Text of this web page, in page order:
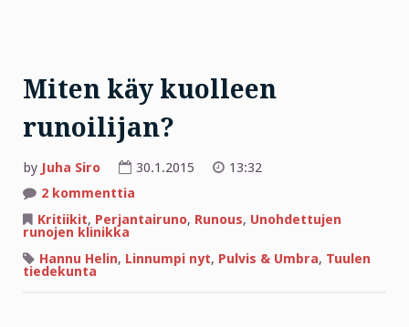
Miten käy kuolleen
runoilijan?
by Juha Siro 30.1.2015
13:32
2 kommenttia
käy
kuolleen
Kritiikit, Perjantairuno, Runous, Unohdettujen
runojen klinikka
Hannu Helin, Linnumpi nyt, Pulvis & Umbra, Tuulen
tiedekunta